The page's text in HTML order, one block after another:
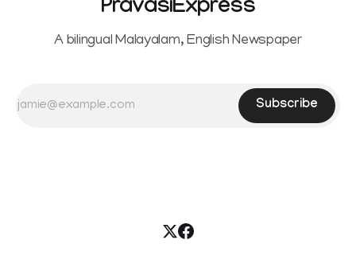
PravasiExpress
A bilingual Malayalam, English Newspaper
Subscribe